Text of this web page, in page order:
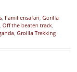
, Familiensafari, Gorilla
Off the beaten track,
, Groilla Trekking